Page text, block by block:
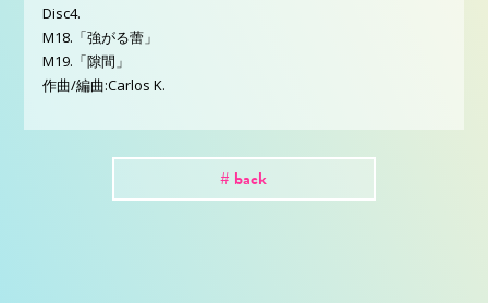
Disc4.
M18.「強がる蕾」
M19.「隙間」
作曲/編曲:Carlos K.
# back